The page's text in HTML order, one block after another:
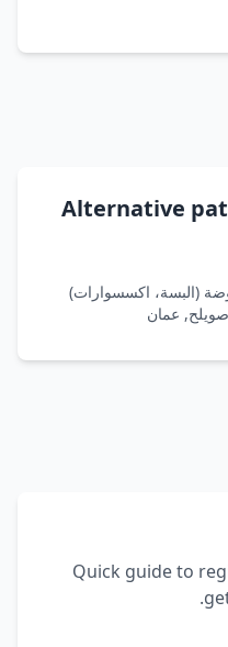
Alternative
(البسة، اكسسوارات)
صويلح, عمان
Quick guide to